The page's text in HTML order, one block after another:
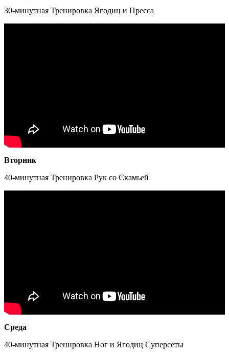
30-минутная Тренировка Ягодиц и Пресса
Вторник
40-минутная Тренировка Рук со Скамьей
Среда
40-минутная Тренировка Ног и Ягодиц Суперсеты